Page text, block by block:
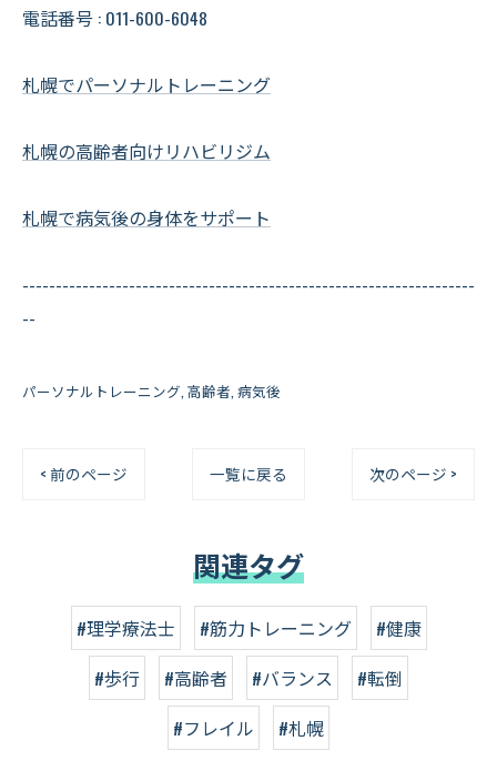
電話番号 : 011-600-6048
札幌でパーソナルトレーニング
札幌の高齢者向けリハビリジム
札幌で病気後の身体をサポート
--------------------------------------------------------------------
--
パーソナルトレーニング 高齢者 病気後
< 前のページ 一覧に戻る 次のページ >
関連タグ
#理学療法士 #筋力トレーニング
#健康
#歩行
#高齢者 #バランス
#転倒
#フレイル
#札幌